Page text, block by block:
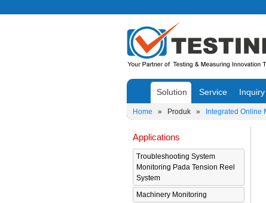
Solution Service Inquiry
Home » Produk » Integrated Online
Applications
Troubleshooting System
Monitoring Pada Tension Reel
System
Machinery Monitoring